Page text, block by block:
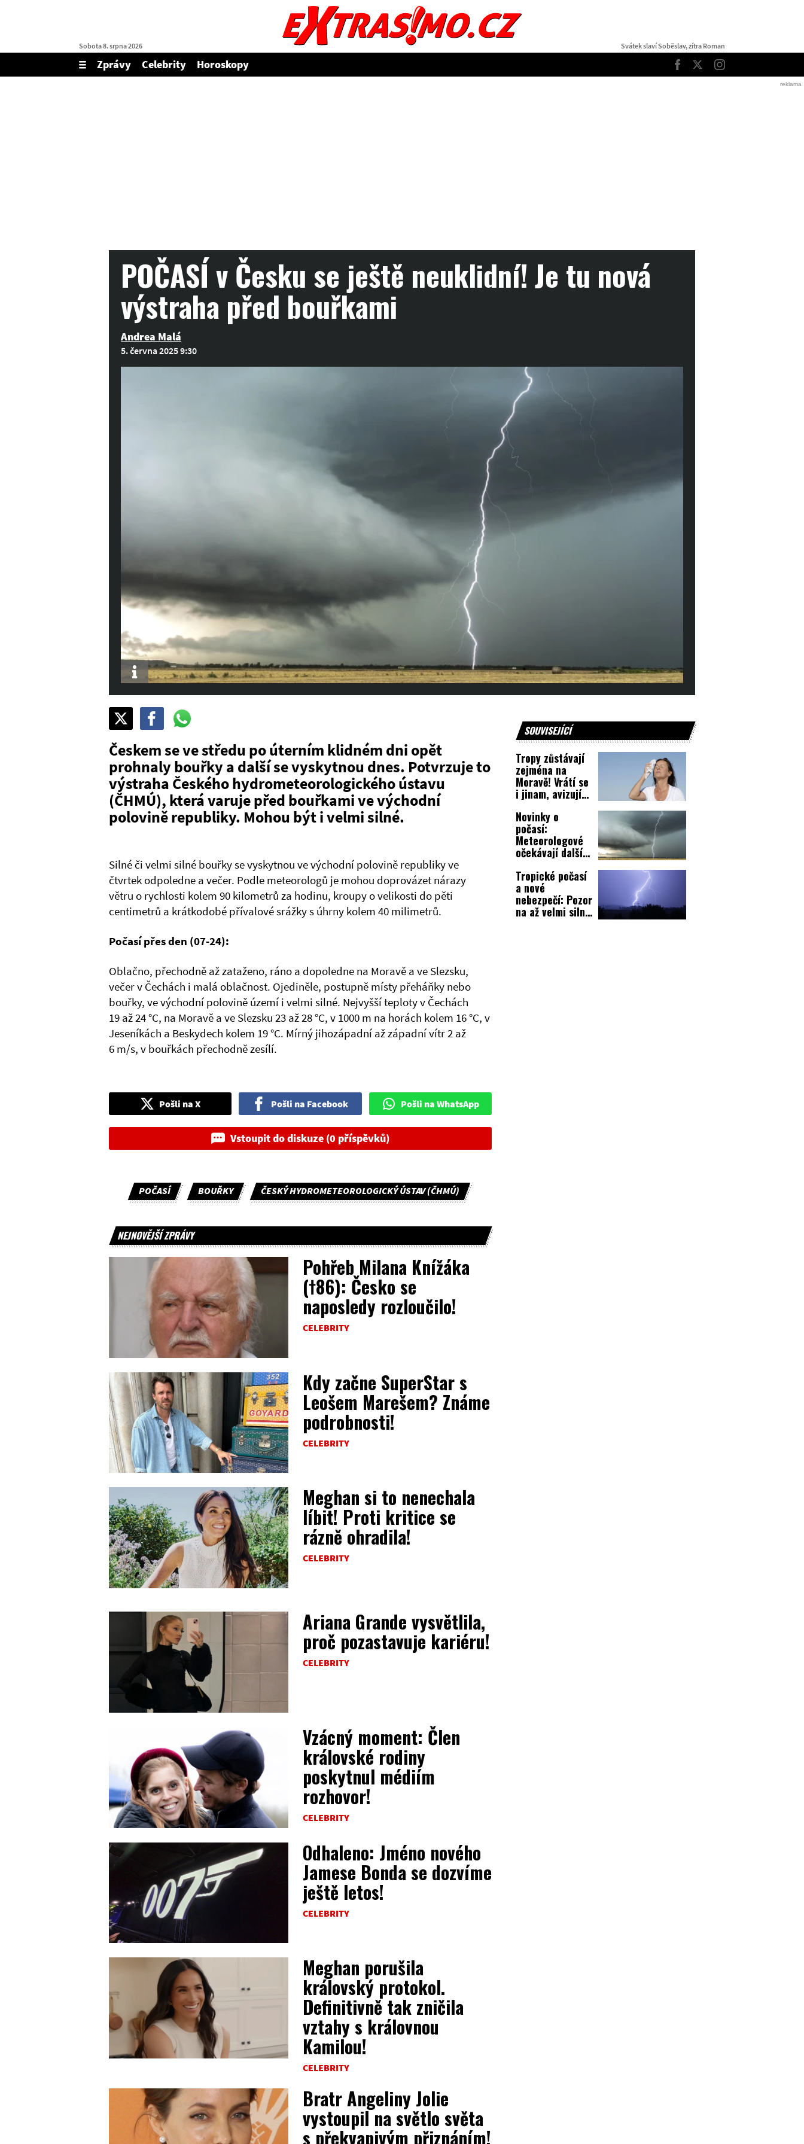
Sobota 8. srpna 2026 Svátek slaví Soběslav, zítra Roman
Zobrazit/skrýt
menu
Zprávy Celebrity
Horoskopy
Facebook
TwitterInstagram
POČASÍ v Česku se ještě neuklidní! Je tu nová
výstraha před bouřkami
Andrea Malá
5. června 2025 9:30
Info
Pošli
na
Pošli
na
WhatsAppu
Českem se ve středu po úterním klidném dni opět
prohnaly bouřky a další se vyskytnou dnes. Potvrzuje to
výstraha Českého hydrometeorologického ústavu
(ČHMÚ), která varuje před bouřkami ve východní
polovině republiky. Mohou být i velmi silné.
Silné či velmi silné bouřky se vyskytnou ve východní polovině republiky ve
čtvrtek odpoledne a večer. Podle meteorologů je mohou doprovázet nárazy
větru o rychlosti kolem 90 kilometrů za hodinu, kroupy o velikosti do pěti
centimetrů a krátkodobé přívalové srážky s úhrny kolem 40 milimetrů.
Počasí přes den (07-24):
Oblačno, přechodně až zataženo, ráno a dopoledne na Moravě a ve Slezsku,
večer v Čechách i malá oblačnost. Ojediněle, postupně místy přeháňky nebo
bouřky, ve východní polovině území i velmi silné. Nejvyšší teploty v Čechách
19 až 24 °C, na Moravě a ve Slezsku 23 až 28 °C, v 1000 m na horách kolem 16 °C, v
Jeseníkách a Beskydech kolem 19 °C. Mírný jihozápadní až západní vítr 2 až
6 m/s, v bouřkách přechodně zesílí.
Pošli na X Pošli na Facebook Pošli na WhatsApp
Vstoupit do diskuze (0 příspěvků)
POČASÍ BOUŘKY ČESKÝ HYDROMETEOROLOGICKÝ ÚSTAV (ČHMÚ)
NEJNOVĚJŠÍ ZPRÁVY
Pohřeb Milana Knížáka
(†86): Česko se
naposledy rozloučilo!
CELEBRITY
Kdy začne SuperStar s
Leošem Marešem? Známe
podrobnosti!
CELEBRITY
Meghan si to nenechala
líbit! Proti kritice se
rázně ohradila!
CELEBRITY
Ariana Grande vysvětlila,
proč pozastavuje kariéru!
CELEBRITY
Vzácný moment: Člen
královské rodiny
poskytnul médiím
rozhovor!
CELEBRITY
Odhaleno: Jméno nového
Jamese Bonda se dozvíme
ještě letos!
CELEBRITY
Meghan porušila
královský protokol.
Definitivně tak zničila
vztahy s královnou
Kamilou!
CELEBRITY
Bratr Angeliny Jolie
vystoupil na světlo světa
s překvapivým přiznáním!
SOUVISEJÍCÍ
Tropy zůstávají
zejména na
Moravě! Vrátí se
i jinam, avizují
Novinky o
počasí:
Meteorologové
očekávají další
Tropické počasí
a nové
nebezpečí: Pozor
na až velmi silné